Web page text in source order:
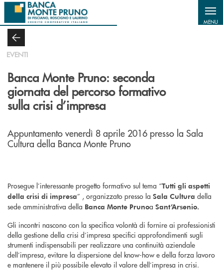
Salta al contenuto principale
MENU
EVENTI
Banca Monte Pruno: seconda
giornata del percorso formativo
sulla crisi d’impresa
Appuntamento venerdì 8 aprile 2016 presso la Sala
Cultura della Banca Monte Pruno
Prosegue l’interessante progetto formativo sul tema “Tutti gli aspetti
della crisi di impresa” , organizzato presso la Sala Cultura della
sede amministrativa della Banca Monte Prunoa Sant’Arsenio.
Gli incontri nascono con la specifica volontà di fornire ai professionisti
della gestione della crisi d’impresa specifici approfondimenti sugli
strumenti indispensabili per realizzare una continuità aziendale
dell’impresa, evitare la dispersione del know-how e della forza lavoro
e mantenere il più possibile elevato il valore dell’impresa in crisi.